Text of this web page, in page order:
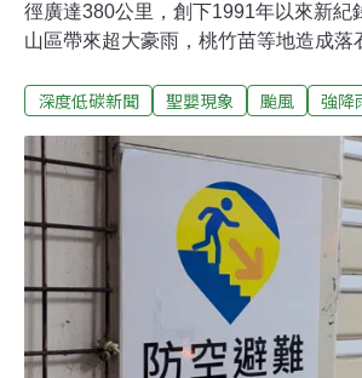
徑廣達380公里，創下1991年以來新紀
山區帶來超大豪雨，桃竹苗等地造成落
未造成人員死亡或失蹤。氣象專家示警
聖嬰年海溫偏高 專家示警注意颱風強
日在西太平洋海面生成，以強烈颱風
風近中心最大風速一度達每秒60公尺
中度颱風，11日清晨1時暴風圈接觸台
脫離本島，颱風中心未登陸。前空軍
營「林老師氣象站」粉專的林得恩表示
具威脅之處，在於颱風抵達北部外海
乎與西北海岸垂直的強勁西北風，不僅
深度低碳新聞 聖嬰現象 颱風 強降